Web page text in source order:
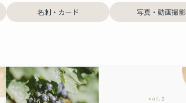
名刺・カード
写真・動画撮影